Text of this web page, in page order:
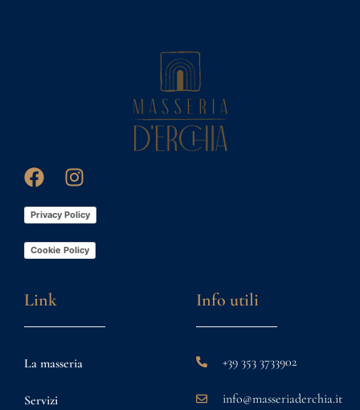
Privacy Policy
Cookie Policy
Link
La masseria
Servizi
Info utili
+39 353 3733902
info@masseriaderchia.it